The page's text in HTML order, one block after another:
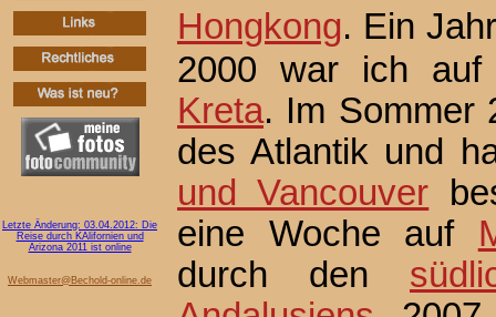
Letzte Änderung: 03.04.2012: Die
Reise durch KAlifornien und
Arizona 2011 ist online
Webmaster@Bechold-online.de
Hongkong. Ein
2000 war ich auf
Kreta. Im Sommer
des Atlantik und
und Vancouver
eine Woche auf
durch den